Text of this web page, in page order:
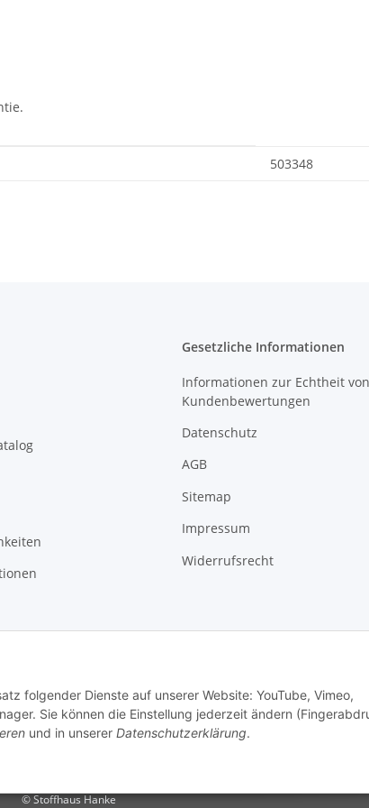
folgender Dienste auf unserer Website: YouTube, Vimeo,
Sie können die Einstellung jederzeit ändern
und in unserer Datenschutzerklärung.
503348
Gesetzliche Informationen
Informationen zur Echtheit von
Kundenbewertungen
Datenschutz
AGB
Sitemap
Impressum
Widerrufsrecht
© Stoffhaus Hanke